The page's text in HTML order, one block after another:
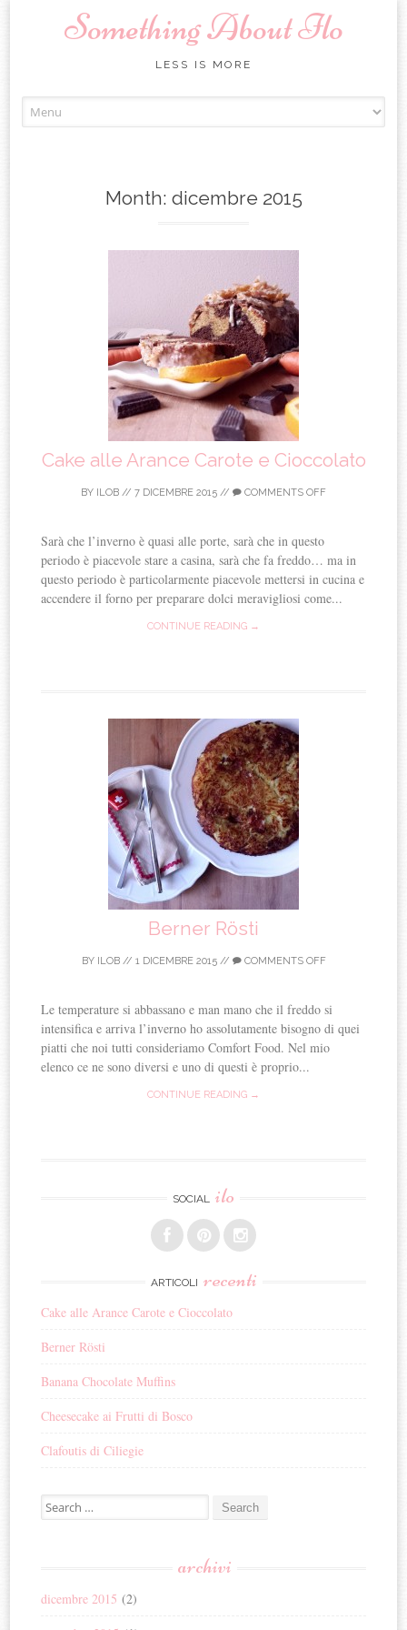
Something About Ilo
LESS IS MORE
Month: dicembre 2015
Cake alle Arance Carote e Cioccolato
BY ILOB // 7 DICEMBRE 2015 // COMMENTS OFF
Sarà che l’inverno è quasi alle porte, sarà che in questo
periodo è piacevole stare a casina, sarà che fa freddo… ma in
questo periodo è particolarmente piacevole mettersi in cucina e
accendere il forno per preparare dolci meravigliosi come...
CONTINUE READING →
Berner Rösti
BY ILOB// 1 DICEMBRE 2015// COMMENTS OFF
Le temperature si abbassano e man mano che il freddo si
intensifica e arriva l’inverno ho assolutamente bisogno di quei
piatti che noi tutti consideriamo Comfort Food. Nel mio
elenco ce ne sono diversi e uno di questi è proprio...
CONTINUE READING →
SOCIAL ilo
ARTICOLI recenti
Cake alle Arance Carote e Cioccolato
Berner Rösti
Banana Chocolate Muffins
Cheesecake ai Frutti di Bosco
Clafoutis di Ciliegie
Search for:
archivi
dicembre 2015 (2)